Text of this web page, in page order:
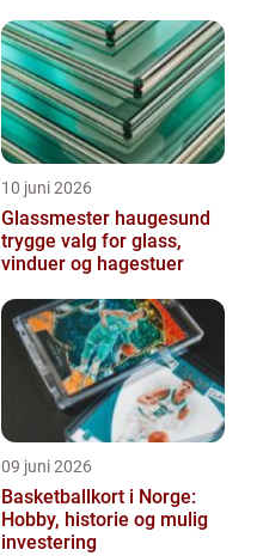
10 juni 2026
Glassmester haugesund
trygge valg for glass,
vinduer og hagestuer
09 juni 2026
Basketballkort i Norge:
Hobby, historie og mulig
investering